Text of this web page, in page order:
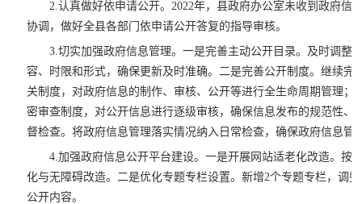
2.认真做好依申请公开。2022年，县政府办公室未收到政府信
协调，做好全县各部门依申请公开答复的指导审核。
3.切实加强政府信息管理。一是完善主动公开目录。及时调整
容、时限和形式，确保更新及时准确。二是完善公开制度。继续完
关制度，对政府信息的制作、审核、公开等进行全生命周期管理；
密审查制度，对公开信息进行逐级审核，确保信息发布的规范性、
督检查。将政府信息管理落实情况纳入日常检查，确保政府信息管
4.加强政府信息公开平台建设。一是开展网站适老化改造。按
化与无障碍改造。二是优化专题专栏设置。新增2个专题专栏，调
公开内容。